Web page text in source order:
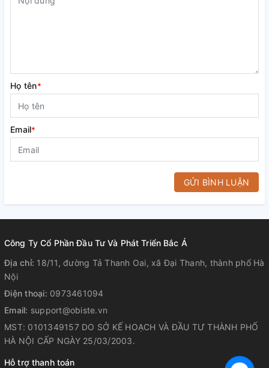
Họ tên*
Email*
GỬI BÌNH LUẬN
Công Ty Cổ Phần Đầu Tư Và Phát Triển Bắc Á
Địa chỉ: 18/11, đường Tả Thanh Oai, xã Đại Thanh, thành phố Hà
Nội
Điện thoại: 0973461094
Email: support@obiste.vn
MST: 0101349157 DO SỞ KẾ HOẠCH VÀ ĐẦU TƯ THÀNH PHỐ
HÀ NỘI CẤP NGÀY 25/03/2003.
Hỗ trợ thanh toán